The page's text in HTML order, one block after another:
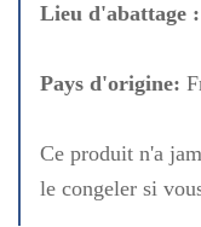
Lieu d'abattage :
Pays d'origine:
Ce produit n'a
le congeler si